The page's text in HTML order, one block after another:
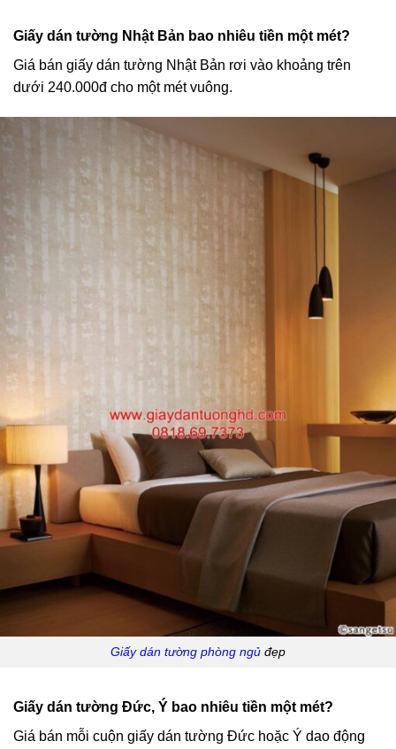
Giấy dán tường Nhật Bản bao nhiêu tiền một mét?
Giá bán giấy dán tường Nhật Bản rơi vào khoảng trên
dưới 240.000đ cho một mét vuông.
Giấy dán tường phòng ngủ đẹp
Giấy dán tường Đức, Ý bao nhiêu tiền một mét?
Giá bán mỗi cuộn giấy dán tường Đức hoặc Ý dao động